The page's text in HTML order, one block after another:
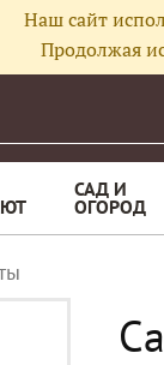
Наш сайт
Продолжая
САД И
ОГОРОД